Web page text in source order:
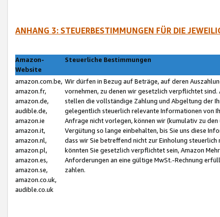
ANHANG 3: STEUERBESTIMMUNGEN FÜR DIE
Amazon-
Website
Steuerliche Bestimmungen
amazon.com.be,
amazon.fr,
amazon.de,
audible.de,
amazon.ie
amazon.it,
amazon.nl,
amazon.pl,
amazon.es,
amazon.se,
amazon.co.uk,
audible.co.uk
Wir dürfen in Bezug auf Beträge, auf deren
vornehmen, zu denen wir gesetzlich verpflichtet
stellen die vollständige Zahlung und Abgeltung der
gelegentlich steuerlich relevante Informationen von
Anfrage nicht vorlegen, können wir (kumulativ zu
Vergütung so lange einbehalten, bis Sie uns diese
dass wir Sie betreffend nicht zur Einholung
könnten Sie gesetzlich verpflichtet sein, Amazon
Anforderungen an eine gültige MwSt.-Rechnung
zahlen.